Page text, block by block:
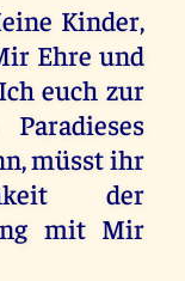
Kinder,
Ehre und
euch zur
müsst ihr
der
mit Mir